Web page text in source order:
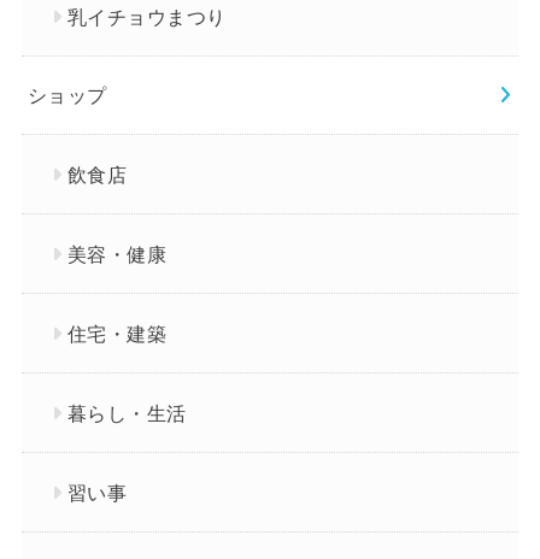
乳イチョウまつり
ショップ
飲食店
美容・健康
住宅・建築
暮らし・生活
習い事